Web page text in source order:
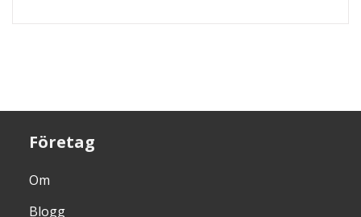
Företag
Om
Blogg